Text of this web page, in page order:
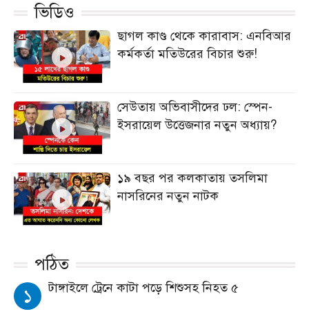
ভিডিও
ছাগল কাণ্ড থেকে কারাবাস: এনবিআর
কর্মকর্তা মতিউরের বিচার শুরু!
সেউতায় অভিবাসীদের ঢল: স্পেন-
ইসরায়েল উত্তেজনার নতুন অধ্যায়?
১৯ বছর পর কলকাতায় তসলিমা
নাসরিনের নতুন নাটক
পঠিত
১ টাঙ্গাইলে ট্রেনে কাটা পড়ে শিশুসহ নিহত ৫